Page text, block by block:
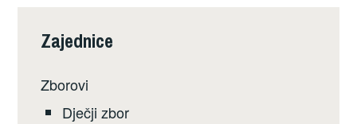
Zajednice
Zborovi
Dječji zbor